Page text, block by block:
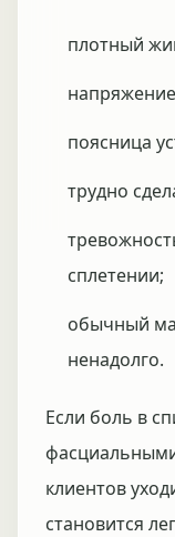
плотный
поясница
трудно
сплетении;
обычный
ненадолго.
Если боль в
клиентов
становится